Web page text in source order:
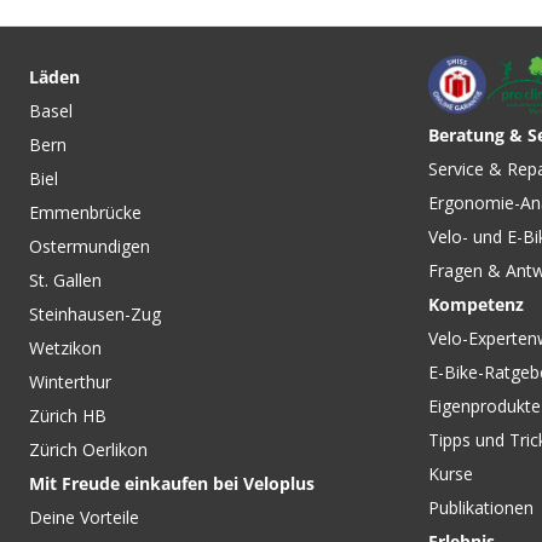
in 1 von PARK TOOL
BBT-22 Profi-
Nocken von PARK
CHF 15.90
ERSATZLAGER 6806 LLB
ABEC3, 30x42x7 für BB30
Tretlager von ENDURO
CHF 54.90
BB30 PRESSFIT
Ø46mm,
92mm / PF30 68-
Läden
Basel
Bern
Biel
Emmenbrücke
Ostermundigen
St. Gallen
Steinhausen-Zug
Wetzikon
Winterthur
Zürich HB
Zürich Oerlikon
Mit Freude einkaufen bei Veloplus
Deine Vorteile
Beratung &
Service &
Ergonomie-
Velo- und E-
Fragen &
Kompetenz
Velo-
E-Bike-
Eigenprodukte
Tipps und
Kurse
Publikationen